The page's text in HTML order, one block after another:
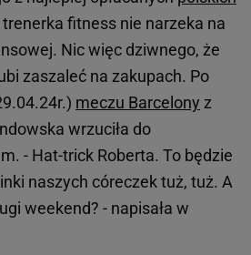
trenerka fitness nie narzeka na
Nic więc dziwnego, że
zaszaleć na zakupach. Po
meczu Barcelony z
wrzuciła do
- Hat-trick Roberta. To będzie
naszych córeczek tuż, tuż. A
weekend? - napisała w